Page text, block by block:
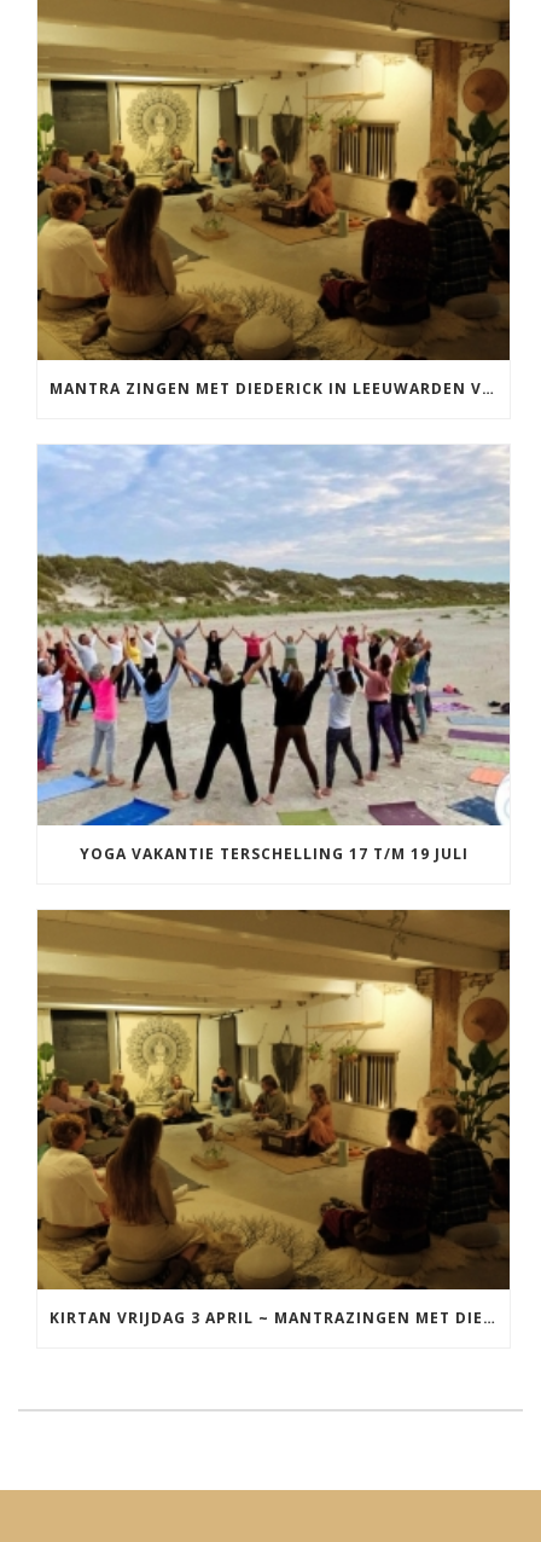
MANTRA ZINGEN MET DIEDERICK IN LEEUWARDEN VRIJDAG 12 JUNI KIRTAN
YOGA VAKANTIE TERSCHELLING 17 T/M 19 JULI
KIRTAN VRIJDAG 3 APRIL ~ MANTRAZINGEN MET DIEDERICK IN LEEUWARDEN